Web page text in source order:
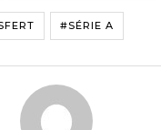
#SÉRIE A